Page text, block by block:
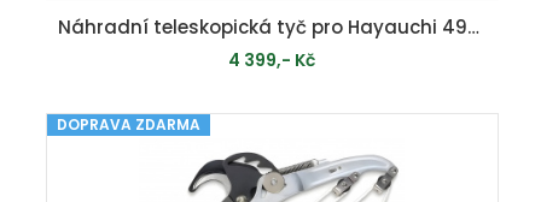
Náhradní teleskopická tyč pro Hayauchi 4900-6.5
4 399,- Kč
MOMENTÁLNĚ VYPRODÁNO
DOPRAVA ZDARMA